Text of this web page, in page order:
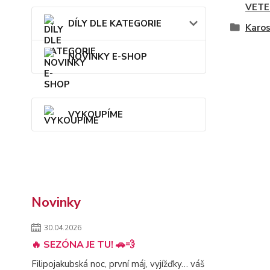
DÍLY DLE KATEGORIE
NOVINKY E-SHOP
VYKOUPÍME
Novinky
30.04.2026
🔥 SEZÓNA JE TU! 🚗💨
Filipojakubská noc, první máj, vyjížďky… váš